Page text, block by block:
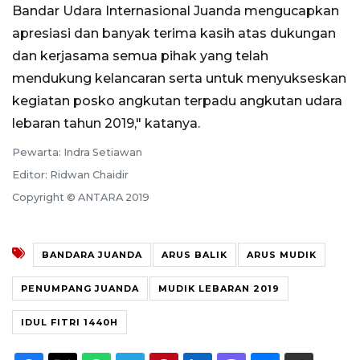
Bandar Udara Internasional Juanda mengucapkan
apresiasi dan banyak terima kasih atas dukungan
dan kerjasama semua pihak yang telah
mendukung kelancaran serta untuk menyukseskan
kegiatan posko angkutan terpadu angkutan udara
lebaran tahun 2019," katanya.
Pewarta: Indra Setiawan
Editor: Ridwan Chaidir
Copyright © ANTARA 2019
BANDARA JUANDA ARUS BALIK ARUS MUDIK
PENUMPANG JUANDA MUDIK LEBARAN 2019
IDUL FITRI 1440H